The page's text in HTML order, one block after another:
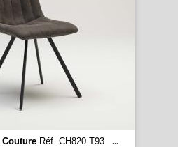
CoutureRéf. CH820.T93 ...